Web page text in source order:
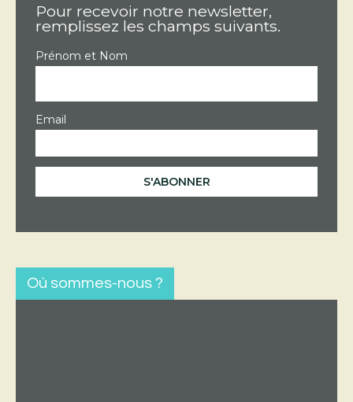
Pour recevoir notre newsletter,
remplissez les champs suivants.
Prénom et Nom
Email
Où sommes-nous ?